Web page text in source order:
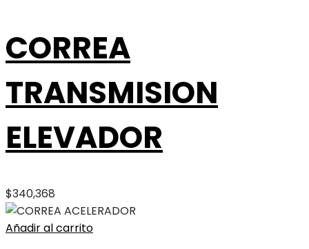
CORREA
TRANSMISION
ELEVADOR
$340,368
Añadir al carrito